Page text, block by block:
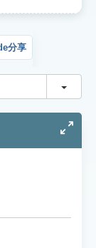
分享
切換